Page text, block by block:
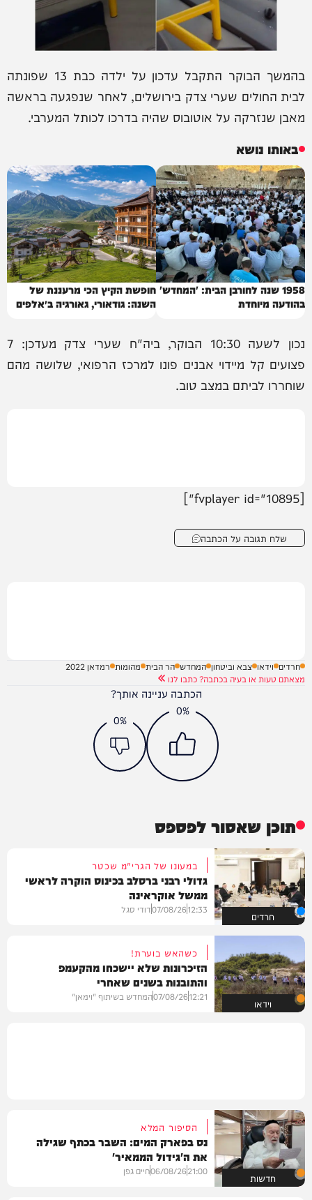
בהמשך הבוקר התקבל עדכון על ילדה כבת 13 שפונתה
לבית החולים שערי צדק בירושלים, לאחר שנפגעה בראשה
מאבן שנזרקה על אוטובוס שהיה בדרכו לכותל המערבי.
באותו נושא
1958 שנה לחורבן הבית: 'המחדש'
בהודעה מיוחדת
חופשת הקיץ הכי מרעננת של
השנה: גודאורי, גאורגיה ב״אלפים
נכון לשעה 10:30 הבוקר, ‏ביה"ח שערי צדק מעדכן: 7
פצועים קל מיידוי אבנים פונו למרכז הרפואי, שלושה מהם
שוחררו לביתם במצב טוב.
[fvplayer id="10895"]
שלח תגובה על הכתבה
חרדים וידאו צבא וביטחון המחדש הר הבית מהומות רמדאן 2022
מצאתם טעות או בעיה בכתבה? כתבו לנו
הכתבה עניינה אותך?
0%
0%
תוכן שאסור לפספס
חרדים
במעונו של הגרי"מ שכטר
גדולי רבני ברסלב בכינוס הוקרה לראשי
ממשל אוקראינה
12:33
07/08/26דודי סגל
וידאו
כשהאש בוערת!
הזיכרונות שלא יישכחו מהקעמפ
והתובנות בשנים שאחרי
12:21
07/08/26המחדש בשיתוף "וימאן"
חדשות
הסיפור המלא
נס בפארק המים: השבר בכתף שגילה
את ה'גידול הממאיר'
21:00
06/08/26חיים גפן